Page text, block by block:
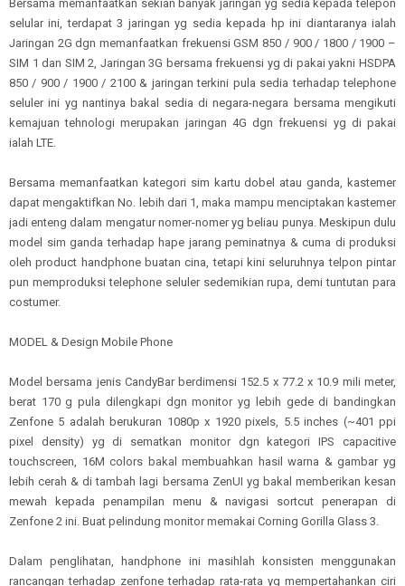
Bersama memanfaatkan sekian banyak jaringan yg sedia kepada telepon
selular ini, terdapat 3 jaringan yg sedia kepada hp ini diantaranya ialah
Jaringan 2G dgn memanfaatkan frekuensi GSM 850 / 900 / 1800 / 1900 –
SIM 1 dan SIM 2, Jaringan 3G bersama frekuensi yg di pakai yakni HSDPA
850 / 900 / 1900 / 2100 & jaringan terkini pula sedia terhadap telephone
seluler ini yg nantinya bakal sedia di negara-negara bersama mengikuti
kemajuan tehnologi merupakan jaringan 4G dgn frekuensi yg di pakai
ialah LTE.
Bersama memanfaatkan kategori sim kartu dobel atau ganda, kastemer
dapat mengaktifkan No. lebih dari 1, maka mampu menciptakan kastemer
jadi enteng dalam mengatur nomer-nomer yg beliau punya. Meskipun dulu
model sim ganda terhadap hape jarang peminatnya & cuma di produksi
oleh product handphone buatan cina, tetapi kini seluruhnya telpon pintar
pun memproduksi telephone seluler sedemikian rupa, demi tuntutan para
costumer.
MODEL & Design Mobile Phone
Model bersama jenis CandyBar berdimensi 152.5 x 77.2 x 10.9 mili meter,
berat 170 g pula dilengkapi dgn monitor yg lebih gede di bandingkan
Zenfone 5 adalah berukuran 1080p x 1920 pixels, 5.5 inches (~401 ppi
pixel density) yg di sematkan monitor dgn kategori IPS capacitive
touchscreen, 16M colors bakal membuahkan hasil warna & gambar yg
lebih cerah & di tambah lagi bersama ZenUI yg bakal memberikan kesan
mewah kepada penampilan menu & navigasi sortcut penerapan di
Zenfone 2 ini. Buat pelindung monitor memakai Corning Gorilla Glass 3.
Dalam penglihatan, handphone ini masihlah konsisten menggunakan
rancangan terhadap zenfone terhadap rata-rata yg mempertahankan ciri